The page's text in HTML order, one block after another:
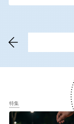
福岡
特集